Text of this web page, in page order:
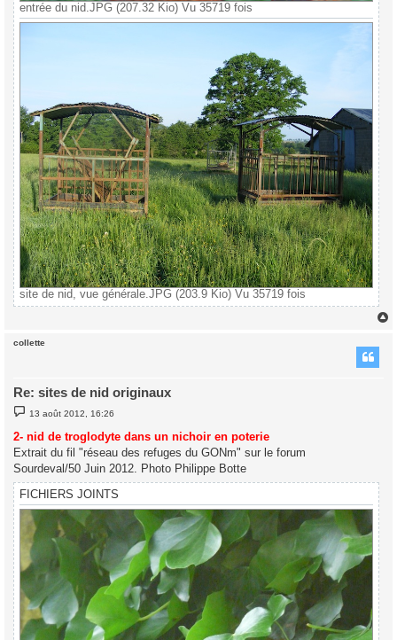
entrée du nid.JPG (207.32 Kio) Vu 35719 fois
site de nid, vue générale.JPG (203.9 Kio) Vu 35719 fois
collette
Re: sites de nid originaux
M
e
s
a
e
13 août 2012, 16:26
2- nid de troglodyte dans un nichoir en poterie
Extrait du fil "réseau des refuges du GONm" sur le forum
Sourdeval/50 Juin 2012. Photo Philippe Botte
FICHIERS JOINTS